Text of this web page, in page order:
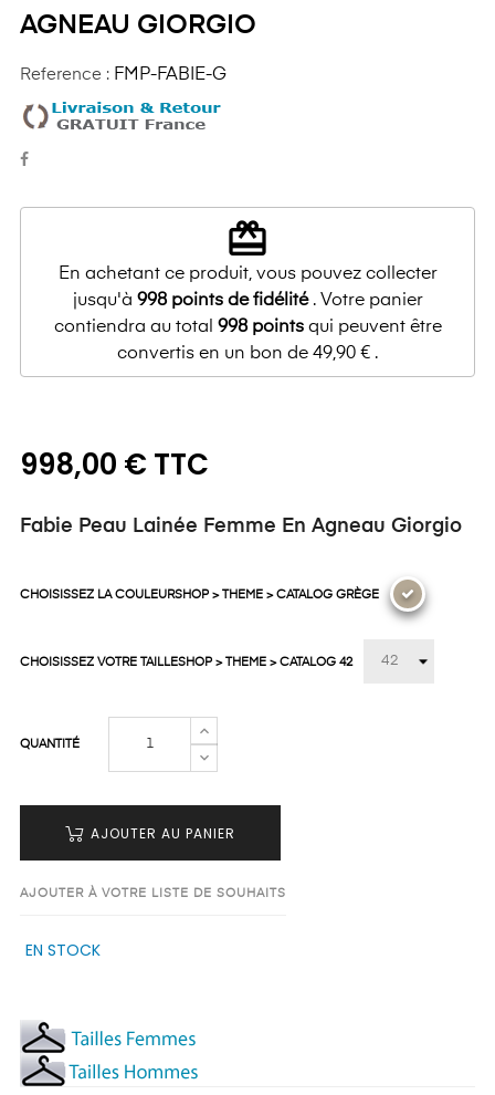
AGNEAU GIORGIO
Reference : FMP-FABIE-G
redeem
En achetant ce produit, vous pouvez collecter
jusqu'à 998points de fidélité. Votre panier
contiendra au total 998pointsqui peuvent être
convertis en un bon de 49,90 € .
998,00 € TTC
Fabie Peau Lainée Femme En Agneau Giorgio
CHOISISSEZ LA COULEURSHOP > THEME > CATALOG GRÈGE
CHOISISSEZ VOTRE TAILLESHOP > THEME > CATALOG 42
QUANTITÉ
AJOUTER AU PANIER
AJOUTER À VOTRE LISTE DE SOUHAITS
EN STOCK